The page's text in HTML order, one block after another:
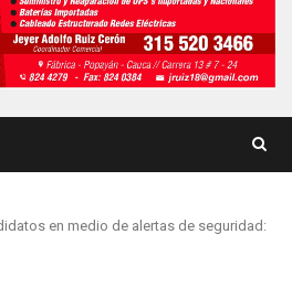
en medio de alertas de seguridad: